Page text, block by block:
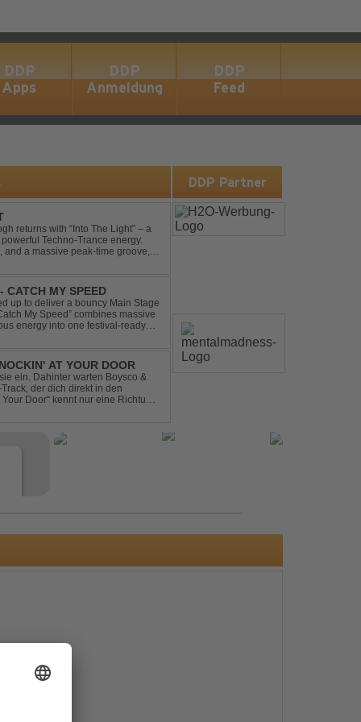
DDP
Apps
DDP
Anmeldung
DDP
Feed
returns with “Into The Light” – a
Techno-Trance energy.
a massive peak-time groove,
CATCH MY SPEED
up to deliver a bouncy Main Stage
My Speed” combines massive
energy into one festival-ready
AT YOUR DOOR
ein. Dahinter warten Boysco &
der dich direkt in den
Door“ kennt nur eine Richtung:
DDP Partner